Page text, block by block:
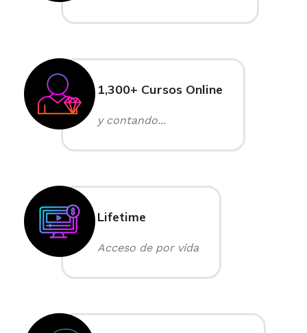
1,300+ Cursos Online
y contando...
Lifetime
Acceso de por vida